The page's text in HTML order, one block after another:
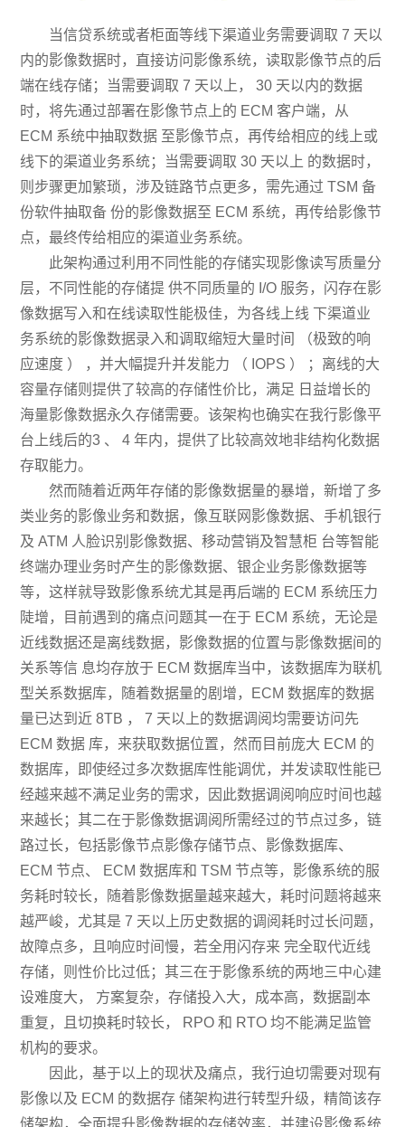
当信贷系统或者柜面等线下渠道业务需要调取 7 天以
内的影像数据时，直接访问影像系统，读取影像节点的后
端在线存储；当需要调取 7 天以上， 30 天以内的数据
时，将先通过部署在影像节点上的 ECM 客户端，从
ECM 系统中抽取数据 至影像节点，再传给相应的线上或
线下的渠道业务系统；当需要调取 30 天以上 的数据时，
则步骤更加繁琐，涉及链路节点更多，需先通过 TSM 备
份软件抽取备 份的影像数据至 ECM 系统，再传给影像节
点，最终传给相应的渠道业务系统。
此架构通过利用不同性能的存储实现影像读写质量分
层，不同性能的存储提 供不同质量的 I/O 服务，闪存在影
像数据写入和在线读取性能极佳，为各线上线 下渠道业
务系统的影像数据录入和调取缩短大量时间 （极致的响
应速度 ） ，并大幅提升并发能力 （ IOPS ） ；离线的大
容量存储则提供了较高的存储性价比，满足 日益增长的
海量影像数据永久存储需要。该架构也确实在我行影像平
台上线后的3 、 4 年内，提供了比较高效地非结构化数据
存取能力。
然而随着近两年存储的影像数据量的暴增，新增了多
类业务的影像业务和数据，像互联网影像数据、手机银行
及 ATM 人脸识别影像数据、移动营销及智慧柜 台等智能
终端办理业务时产生的影像数据、银企业务影像数据等
等，这样就导致影像系统尤其是再后端的 ECM 系统压力
陡增，目前遇到的痛点问题其一在于 ECM 系统，无论是
近线数据还是离线数据，影像数据的位置与影像数据间的
关系等信 息均存放于 ECM 数据库当中，该数据库为联机
型关系数据库，随着数据量的剧增，ECM 数据库的数据
量已达到近 8TB ， 7 天以上的数据调阅均需要访问先
ECM 数据 库，来获取数据位置，然而目前庞大 ECM 的
数据库，即使经过多次数据库性能调优，并发读取性能已
经越来越不满足业务的需求，因此数据调阅响应时间也越
来越长；其二在于影像数据调阅所需经过的节点过多，链
路过长，包括影像节点影像存储节点、影像数据库、
ECM 节点、 ECM 数据库和 TSM 节点等，影像系统的服
务耗时较长，随着影像数据量越来越大，耗时问题将越来
越严峻，尤其是 7 天以上历史数据的调阅耗时过长问题，
故障点多，且响应时间慢，若全用闪存来 完全取代近线
存储，则性价比过低；其三在于影像系统的两地三中心建
设难度大， 方案复杂，存储投入大，成本高，数据副本
重复，且切换耗时较长， RPO 和 RTO 均不能满足监管
机构的要求。
因此，基于以上的现状及痛点，我行迫切需要对现有
影像以及 ECM 的数据存 储架构进行转型升级，精简该存
储架构，全面提升影像数据的存储效率，并建设影像系统